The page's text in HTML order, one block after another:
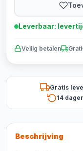
Leverbaar:
Veilig betalen
Gratis
14
Beschrijving